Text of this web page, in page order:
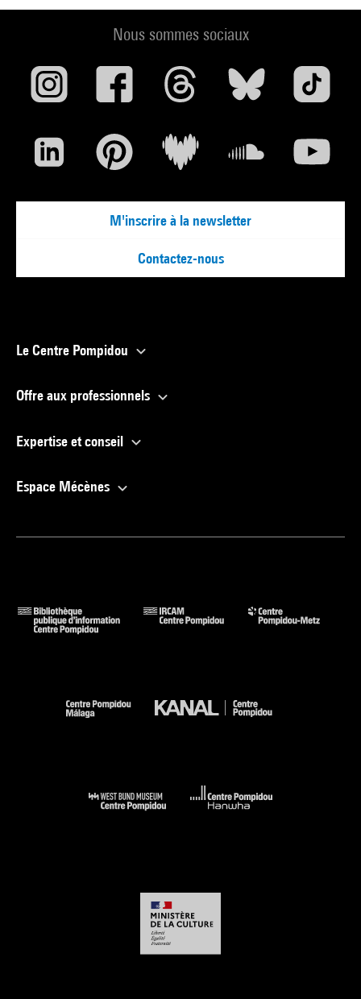
Nous sommes sociaux
M'inscrire à la newsletter
Contactez-nous
Le Centre Pompidou
Offre aux professionnels
Expertise et conseil
Espace Mécènes